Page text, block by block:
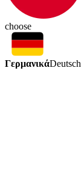
choose
ΓερμανικάDeutsch